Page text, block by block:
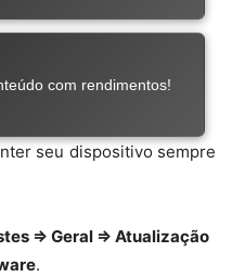
seu dispositivo sempre
⇒ Geral ⇒ Atualização
.